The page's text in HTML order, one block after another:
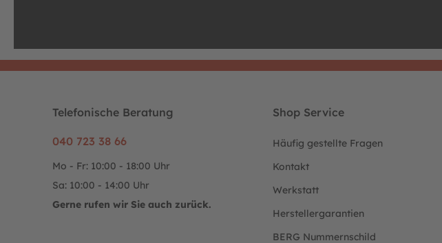
Telefonische Beratung
040 723 38 66
Mo - Fr: 10:00 - 18:00 Uhr
Sa: 10:00 - 14:00 Uhr
Gerne rufen wir Sie auch zurück.
Shop Service
Häufig gestellte Fragen
Kontakt
Werkstatt
Herstellergarantien
BERG Nummernschild